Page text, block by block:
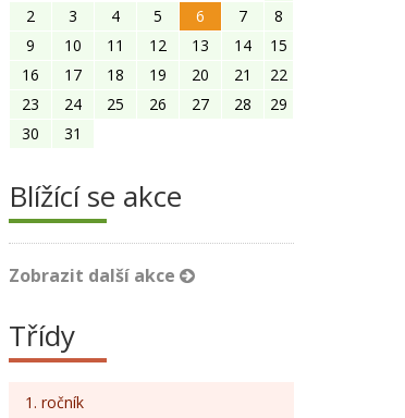
2
3 4 5 6 7
8
9
10 11 12 13 14
15
16
17 18 19 20 21
22
23
24 25 26 27 28
29
30
31
Blížící se akce
Zobrazit další akce
Třídy
1. ročník